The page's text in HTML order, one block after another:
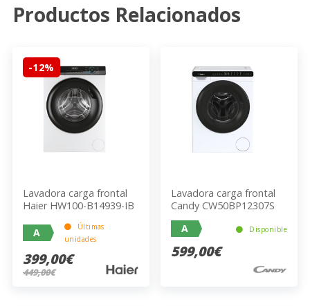
Productos Relacionados
-12%
Lavadora carga frontal
Haier HW100-B14939-IB
A
Últimas
unidades
399,00€
449,00€
Lavadora carga frontal
Candy CW50BP12307S
A
Disponible
599,00€